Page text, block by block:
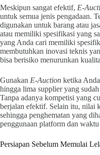
Meskipun sangat efektif, E-
untuk semua jenis pengadaan.
digunakan untuk barang atau
atau memiliki spesifikasi yang
yang Anda cari memiliki
membutuhkan inovasi teknis
bisa berisiko menurunkan
Gunakan E-Auction ketika
hingga lima supplier yang
Tanpa adanya kompetisi yang
berjalan efektif. Selain itu, nilai
sehingga penghematan yang
penggunaan platform dan
Persiapan Sebelum Memulai